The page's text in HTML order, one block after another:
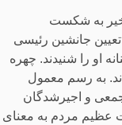
به شکست
جانشین رئیسی
او را شنیدند. چهره
به رسم معمول
و اجیرشدگان
عظیم مردم به معنای